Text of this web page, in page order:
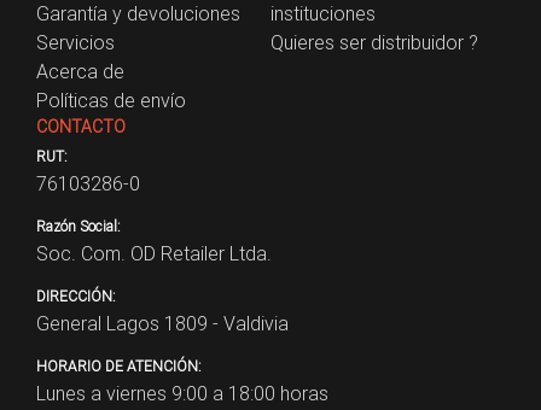
Garantía y devoluciones
Servicios
Acerca de
Políticas de envío
instituciones
Quieres ser distribuidor ?
CONTACTO
RUT:
76103286-0
Razón Social:
Soc. Com. OD Retailer Ltda.
DIRECCIÓN:
General Lagos 1809 - Valdivia
HORARIO DE ATENCIÓN:
Lunes a viernes 9:00 a 18:00 horas